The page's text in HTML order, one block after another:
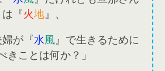
は『火地 』、
が『水風 』で生きるために
きことは何か？」